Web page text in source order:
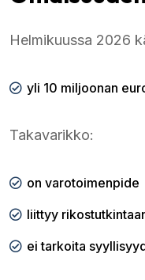
Helmikuussa 2026
yli 10 miljoonan
Takavarikko:
on varotoimenpide
liittyy
ei tarkoita